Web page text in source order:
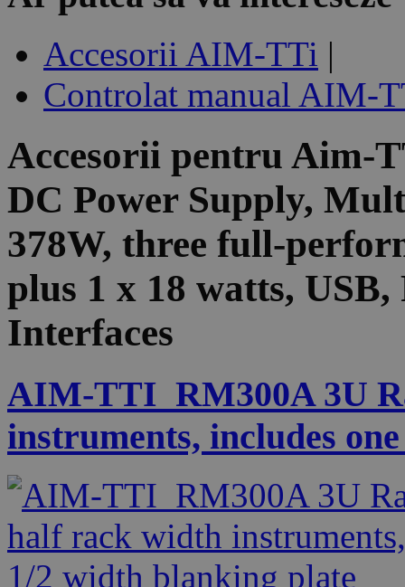
Accesorii AIM-TTi |
Controlat manual AIM-
Accesorii pentru Aim-
DC Power Supply,
378W, three full-
plus 1 x 18 watts,
Interfaces
AIM-TTI_RM300A 3U
instruments, includes